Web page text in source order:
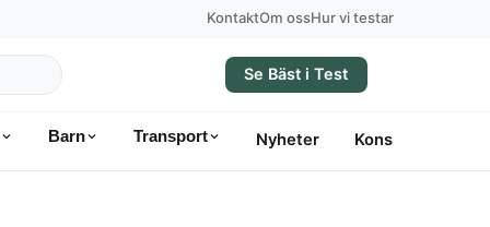
KontaktOm ossHur vi testar
Se Bäst i Test
Barn Transport Nyheter